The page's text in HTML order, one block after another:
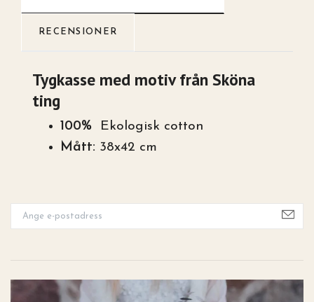
RECENSIONER
Tygkasse med motiv från Sköna
ting
100% Ekologisk cotton
Mått: 38x42 cm